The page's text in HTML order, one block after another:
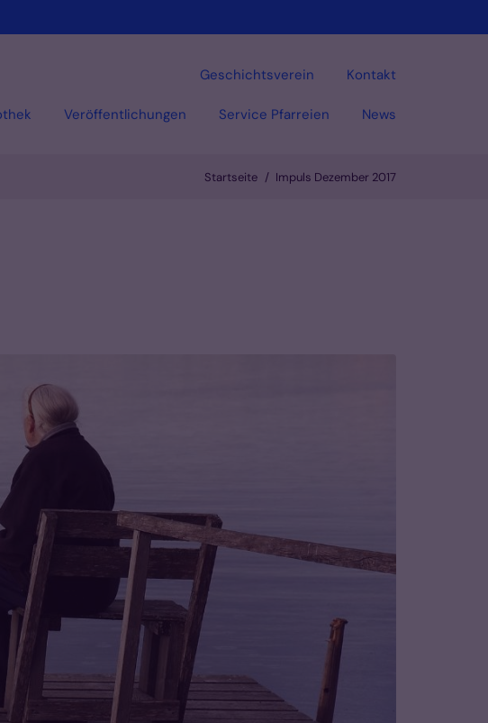
Veröffentlichungen Service Pfarreien News
Geschichtsverein Kontakt
Startseite Impuls Dezember 2017